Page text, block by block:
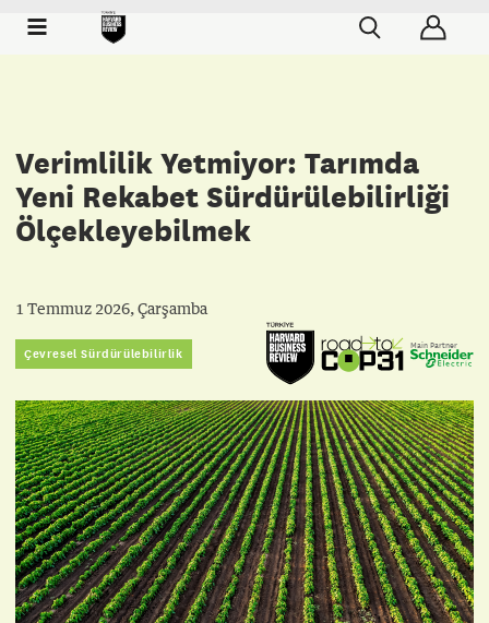
Verimlilik Yetmiyor: Tarımda
Yeni Rekabet Sürdürülebilirliği
Ölçekleyebilmek
1 Temmuz 2026, Çarşamba
Çevresel Sürdürülebilirlik
Main Partner